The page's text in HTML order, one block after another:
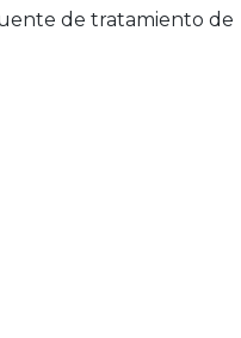
de tratamiento de